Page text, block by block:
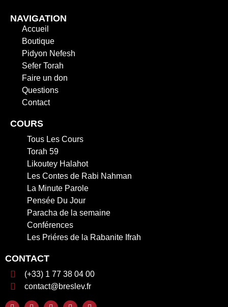
NAVIGATION
Accueil
Boutique
Pidyon Nefesh
Sefer Torah
Faire un don
Questions
Contact
COURS
Tous Les Cours
Torah 59
Likoutey Halahot
Les Contes de Rabi Nahman
La Minute Parole
Pensée Du Jour
Paracha de la semaine
Conférences
Les Priéres de la Rabanite Ifrah
CONTACT
(+33) 1 77 38 04 00
contact@breslev.fr